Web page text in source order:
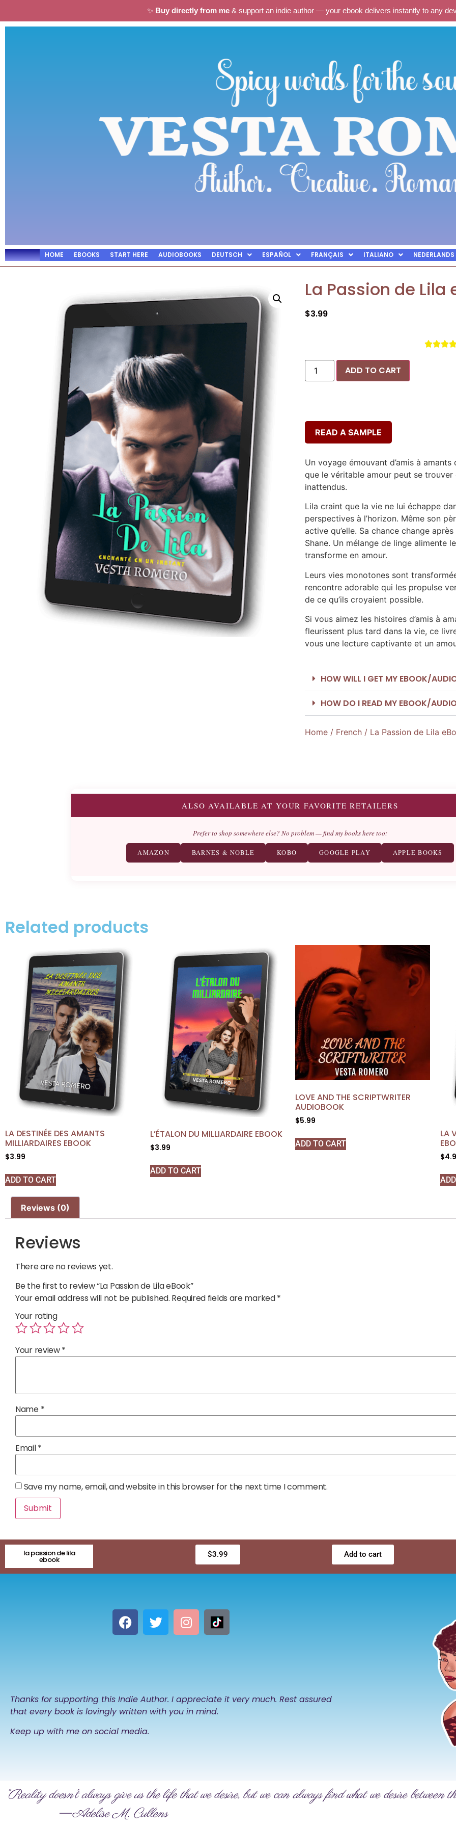
✨ Buy directly from me& support an indie author — your ebook delivers instantly to any
HOME EBOOKS START HERE AUDIOBOOKS DEUTSCH ESPAÑOL FRANÇAIS ITALIANO NEDERLANDS
La Passion de Lila
$3.99

ADD TO CART
READ A SAMPLE
Un voyage émouvant d’amis à
que le véritable amour peut se
inattendus.
Lila craint que la vie ne lui échappe
perspectives à l’horizon. Même son
active qu’elle. Sa chance change
Shane. Un mélange de linge alimente
transforme en amour.
Leurs vies monotones sont
rencontre adorable qui les propulse
de ce qu’ils croyaient possible.
Si vous aimez les histoires d’amis à
fleurissent plus tard dans la vie, ce
vous une lecture captivante et un
HOW WILL I GET MY EBOOK/
HOW DO I READ MY EBOOK/
Home / French / La Passion de Lila
ALSO AVAILABLE AT YOUR FAVORITE RETAILERS
Prefer to shop somewhere else? No problem — find my books here too:
AMAZON BARNES & NOBLE KOBO GOOGLE PLAY APPLE BOOKS
Related products
LA DESTINÉE DES AMANTS
MILLIARDAIRES EBOOK
$3.99
ADD TO CART
L’ÉTALON DU MILLIARDAIRE EBOOK
$3.99
ADD TO CART
LOVE AND THE SCRIPTWRITER
AUDIOBOOK
$5.99
ADD TO CART
LA
$
Reviews (0)
Reviews
There are no reviews yet.
Be the first to review “La Passion de Lila eBook”
Your email address will not be published. Required fields are marked*
Your rating
Your review*
Name *
Email*
Save my name, email, and website in this browser for the next time I comment.
la passion de lila
ebook
$3.99 Add to cart
Thanks for supporting this Indie Author. I appreciate it very much. Rest assured
that every book is lovingly written with you in mind.
Keep up with me on social media.
“Reality doesn’t always give us the life that we desire, but we can always find what we desire between
―Adelise M. Cullens
THE BILLIONAIRE'S BILLIONAIRE